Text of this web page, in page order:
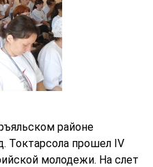
районе
Токтарсола прошел IV
молодежи. На слет